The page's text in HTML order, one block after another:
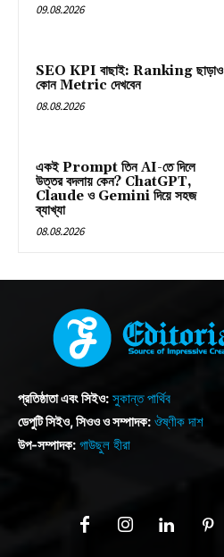
09.08.2026
SEO KPI বাছাই: Ranking ছাড়াও
কোন Metric দেখবেন
08.08.2026
একই Prompt তিন AI-তে দিলে
উত্তর বদলায় কেন? ChatGPT,
Claude ও Gemini দিয়ে সহজ
ব্যাখ্যা
08.08.2026
প্রতিষ্ঠাতা এবং সিইও: সুকান্ত পার্থিব
ডেপুটি সিইও, সিওও ও সম্পাদক: ঔষ্ণীক দাশ
উপ-সম্পাদক: গাউছুল হীরা